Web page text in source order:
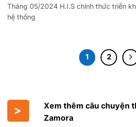
Tháng 05/2024 H.I.S chính thức triển
hệ thống
1 2
Xem thêm câu chuyện
Zamora